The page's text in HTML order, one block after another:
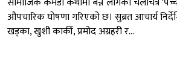
औपचारिक घोषणा गरिएको छ। सुब्रत आचार्य
खड्का, खुशी कार्की, प्रमोद अग्रहरी र...